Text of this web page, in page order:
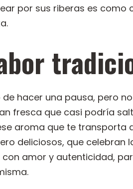
por sus riberas es como
hacer una pausa, pero
fresca que casi podría
aroma que te transporta
deliciosos, que celebran
amor y autenticidad,